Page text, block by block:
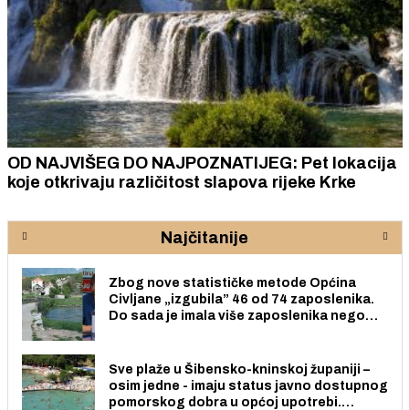
OD NAJVIŠEG DO NAJPOZNATIJEG: Pet lokacija
koje otkrivaju različitost slapova rijeke Krke
Najčitanije
Zbog nove statističke metode Općina
Civljane „izgubila” 46 od 74 zaposlenika.
Do sada je imala više zaposlenika nego
Sve plaže u Šibensko-kninskoj županiji –
osim jedne - imaju status javno dostupnog
pomorskog dobra u općoj upotrebi.